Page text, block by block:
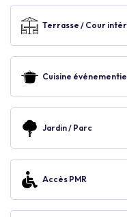
Terrasse / Cour
Cuisine
Jardin / Parc
Accès PMR